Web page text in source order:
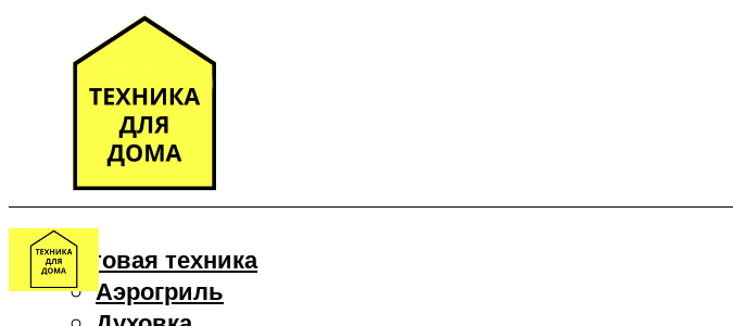
Бытовая техника
Аэрогриль